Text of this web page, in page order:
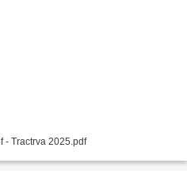
- Tractrva 2025.pdf